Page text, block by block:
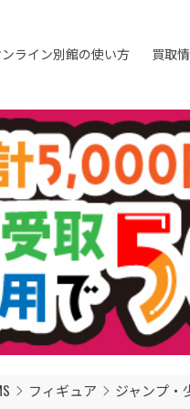
ライン別館の使い方 買取
フィギュア ジャンプ・